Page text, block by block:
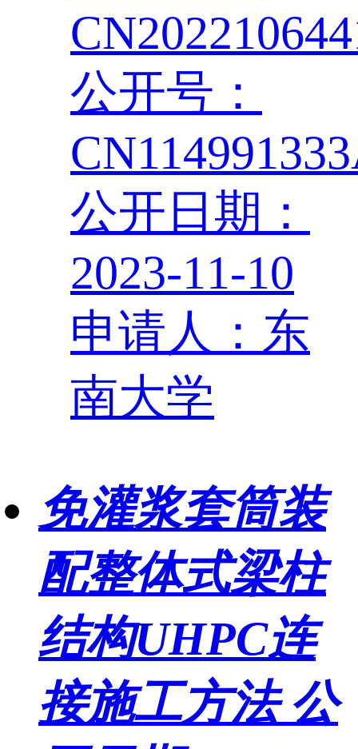
公开号：
公开日期：
2023-11-10
申请人：东
南大学
免灌浆套筒装
配整体式梁柱
结构UHPC连
接施工方法 公